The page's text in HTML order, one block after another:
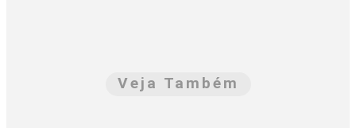
Veja Também